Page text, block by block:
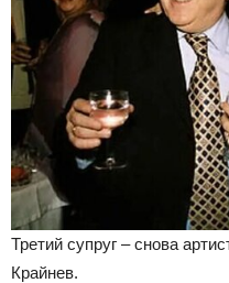
Третий супруг – снова
Крайнев.